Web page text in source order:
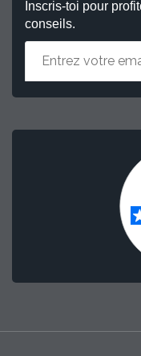
Inscris-toi pour
conseils.